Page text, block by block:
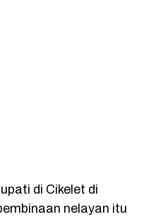
di Cikelet di
nelayan itu